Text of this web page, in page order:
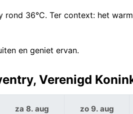
36°C. Ter context: het
en geniet ervan.
Verenigd
za 8. aug zo 9. aug